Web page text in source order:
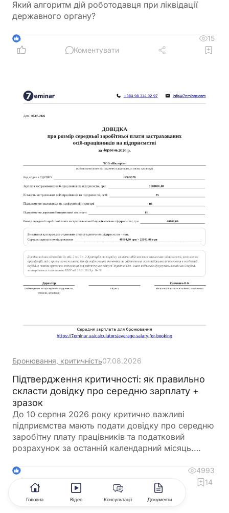
Який алгоритм дій роботодавця при ліквідації
державного органу?
6
15
Коментувати
Бронювання, критичність07.08.2026
Підтвердження критичності: як правильно
скласти довідку про середню зарплату +
зразок
До 10 серпня 2026 року критично важливі
підприємства мають подати довідку про середню
заробітну плату працівників та податковий
розрахунок за останній календарний місяць.
ключових критеріїв для збереження статусу
критично важливого підприємства. Її можна
оформити у довільній формі, але важливо
правильно розрахувати середню зарплату
9
4993
14
Головна Відео Консультації Документи